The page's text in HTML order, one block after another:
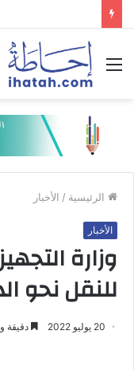
القائمة
الرئيسية / الأخبار
الأخبار
وزارة
للنقل نحو
20 يوليو 2022 دقيقة